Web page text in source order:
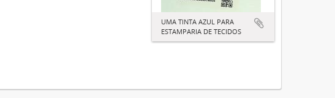
UMA TINTA AZUL PARA
ESTAMPARIA DE TECIDOS